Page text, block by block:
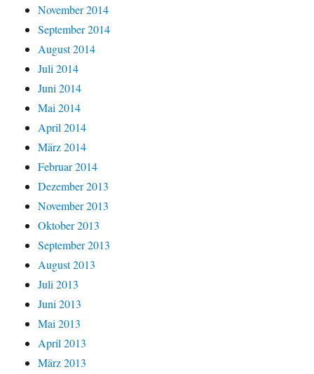
November 2014
September 2014
August 2014
Juli 2014
Juni 2014
Mai 2014
April 2014
März 2014
Februar 2014
Dezember 2013
November 2013
Oktober 2013
September 2013
August 2013
Juli 2013
Juni 2013
Mai 2013
April 2013
März 2013